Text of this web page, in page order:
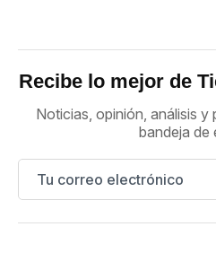
Recibe lo mejor de
Noticias, opinión, análisis y
bandeja de